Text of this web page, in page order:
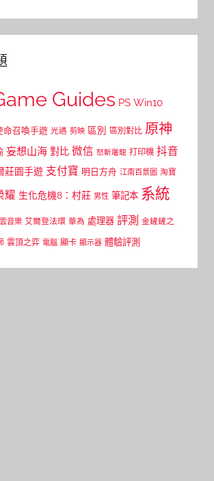
Guides PS Win10
命召喚手遊 光遇 剪映 區別 區別對比 原神
妄想山海 對比 微信 怒斬屠龍 打印機 抖音
莊園手遊 支付寶 明日方舟 江南百景圖 淘寶
耀 生化危機8：村莊 男性 筆記本 系統
音樂 艾爾登法環 華為 處理器 評測 金鏟鏟之
雲頂之弈 電腦 顯卡 顯示器 體驗評測